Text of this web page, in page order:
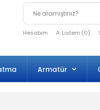
Hesabım A. Listem (0)
Armatür